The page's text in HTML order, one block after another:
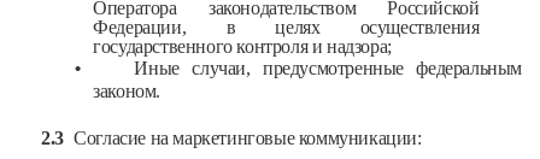
Оператора законодательством Российской
Федерации, в целях осуществления
государственного контроля и надзора;
•
Иные случаи, предусмотренные федеральным
законом.
2.3 Согласие на маркетинговые коммуникации: